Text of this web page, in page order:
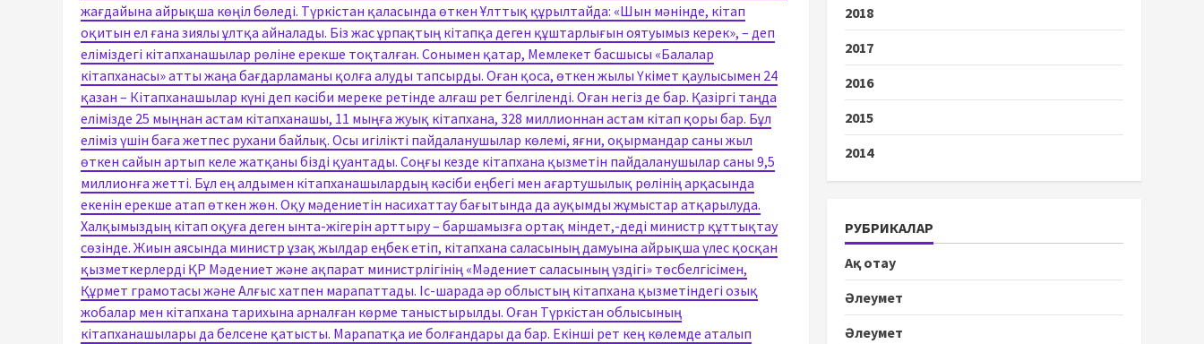
жағдайына айрықша көңіл бөледі. Түркістан қаласында өткен Ұлттық құрылтайда: «Шын мәнінде, кітап
оқитын ел ғана зиялы ұлтқа айналады. Біз жас ұрпақтың кітапқа деген құштарлығын оятуымыз керек», – деп
еліміздегі кітапханашылар рөліне ерекше тоқталған. Сонымен қатар, Мемлекет басшысы «Балалар
кітапханасы» атты жаңа бағдарламаны қолға алуды тапсырды. Оған қоса, өткен жылы Үкімет қаулысымен 24
қазан – Кітапханашылар күні деп кәсіби мереке ретінде алғаш рет белгіленді. Оған негіз де бар. Қазіргі таңда
елімізде 25 мыңнан астам кітапханашы, 11 мыңға жуық кітапхана, 328 миллионнан астам кітап қоры бар. Бұл
еліміз үшін баға жетпес рухани байлық. Осы игілікті пайдаланушылар көлемі, яғни, оқырмандар саны жыл
өткен сайын артып келе жатқаны бізді қуантады. Соңғы кезде кітапхана қызметін пайдаланушылар саны 9,5
миллионға жетті. Бұл ең алдымен кітапханашылардың кәсіби еңбегі мен ағартушылық рөлінің арқасында
екенін ерекше атап өткен жөн. Оқу мәдениетін насихаттау бағытында да ауқымды жұмыстар атқарылуда.
Халқымыздың кітап оқуға деген ынта-жігерін арттыру – баршамызға ортақ міндет,-деді министр құттықтау
сөзінде. Жиын аясында министр ұзақ жылдар еңбек етіп, кітапхана саласының дамуына айрықша үлес қосқан
қызметкерлерді ҚР Мәдениет және ақпарат министрлігінің «Мәдениет саласының үздігі» төсбелгісімен,
Құрмет грамотасы және Алғыс хатпен марапаттады. Іс-шарада әр облыстың кітапхана қызметіндегі озық
жобалар мен кітапхана тарихына арналған көрме таныстырылды. Оған Түркістан облысының
кітапханашылары да белсене қатысты. Марапатқа ие болғандары да бар. Екінші рет кең көлемде аталып
2018
2017
2016
2015
2014
РУБРИКАЛАР
Ақ отау
Әлеумет
Әлеумет